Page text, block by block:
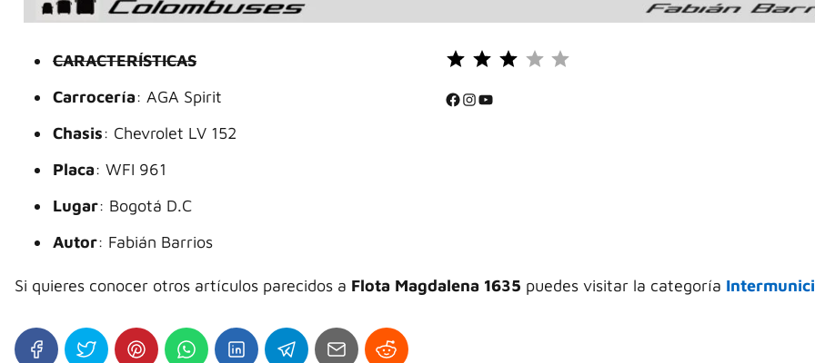
CARACTERÍSTICAS
Carrocería: AGA Spirit
Chasis: Chevrolet LV 152
Placa: WFI 961
Lugar: Bogotá D.C
Autor: Fabián Barrios
⭐
⭐
Facebook InstagramYouTube
Si quieres conocer otros artículos parecidos a Flota Magdalena 1635 puedes visitar la categoría